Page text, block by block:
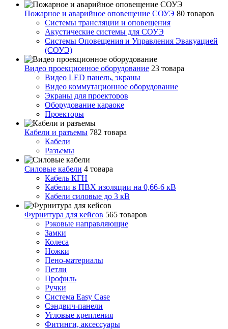
Пожарное и аварийное оповещение СОУЭ 80 товаров
Cистемы трансляции и оповещения
Акустические системы для СОУЭ
Системы Оповещения и Управления Эвакуацией
(СОУЭ)
Видео проекционное оборудование 23 товара
Видео LED панель, экраны
Видео коммутационное оборудование
Экраны для проекторов
Оборудование караоке
Проекторы
Кабели и разъемы 782 товара
Кабели
Разъемы
Силовые кабели 4 товара
Кабель КГН
Кабели в ПВХ изоляции на 0,66-6 кВ
Кабели силовые до 3 кВ
Фурнитура для кейсов 565 товаров
Рэковые направляющие
Замки
Колеса
Ножки
Пено-материалы
Петли
Профиль
Ручки
Система Easy Case
Сэндвич-панели
Угловые крепления
Фитинги, аксессуары